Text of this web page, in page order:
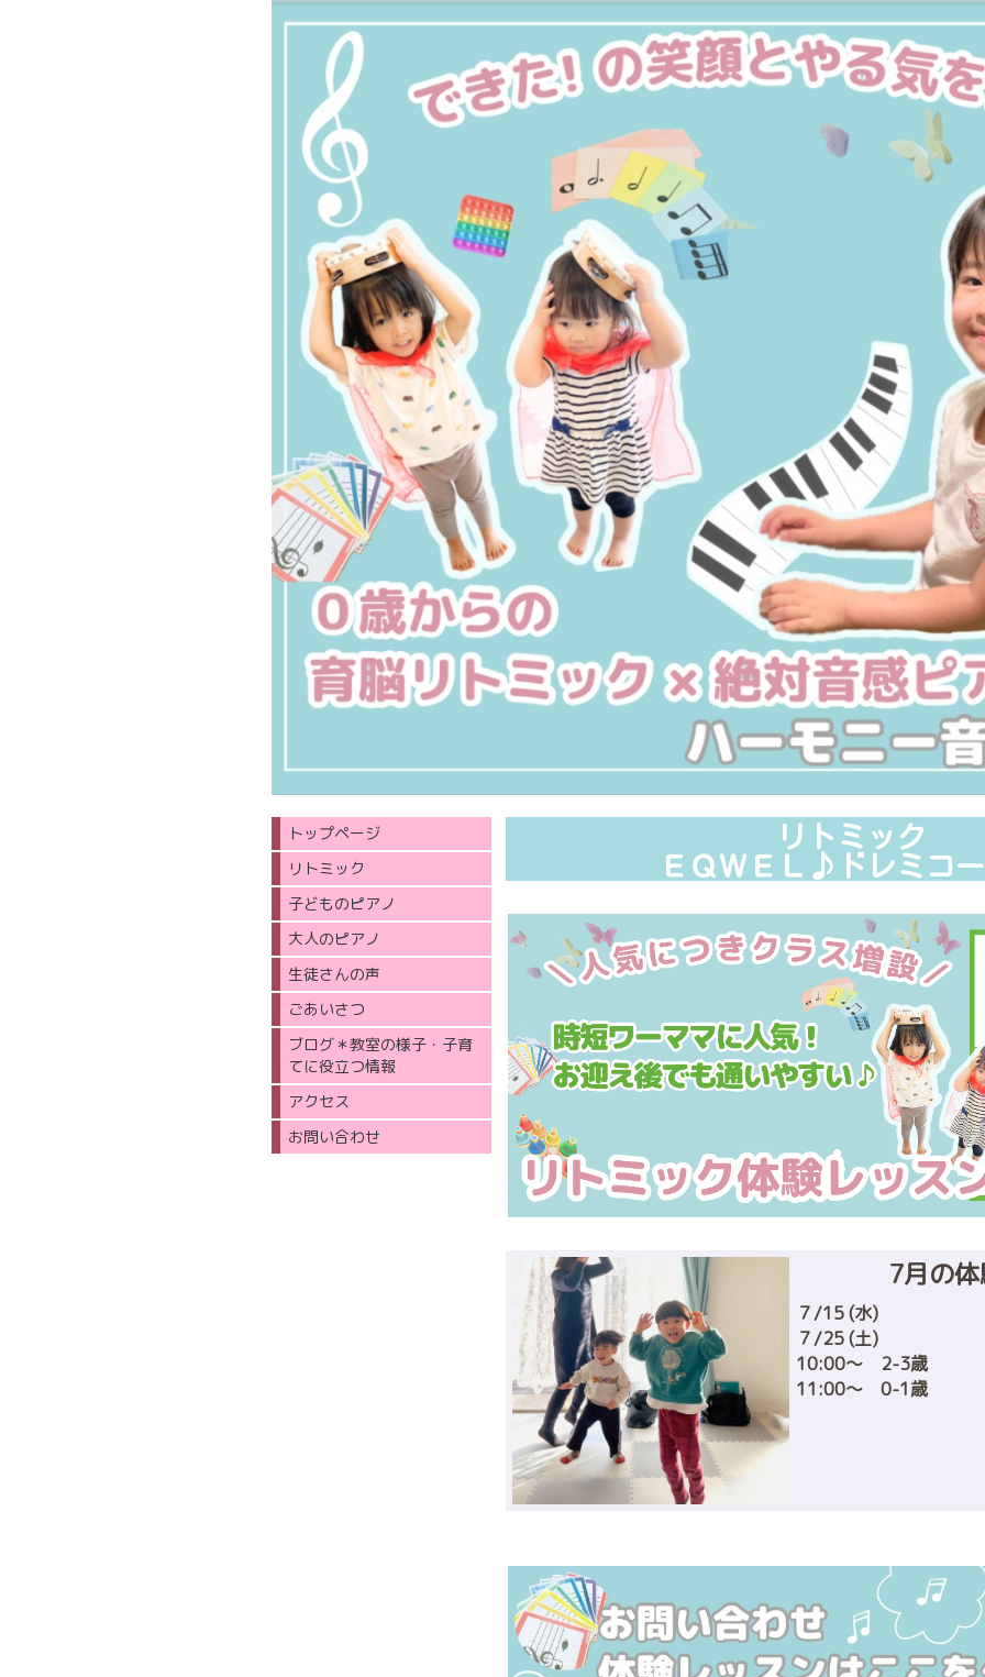
リトミック
ＥＱＷＥＬ♪ドレミコ
7月の
７/15 (水)
７/25 (土)
10:00〜 2-3歳
11:00〜 0-1歳
トップページ
リトミック
子どものピアノ
大人のピアノ
生徒さんの声
ごあいさつ
ブログ＊教室の様子・子育
てに役立つ情報
アクセス
お問い合わせ